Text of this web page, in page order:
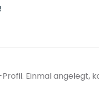
Einmal angelegt,